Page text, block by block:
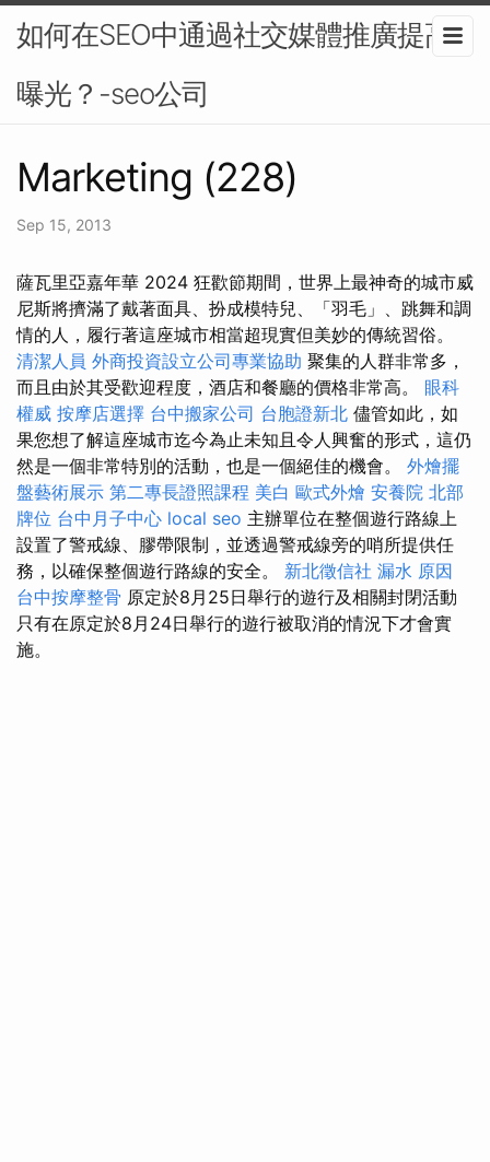
如何在SEO中通過社交媒體推廣提高
曝光？-seo公司
Marketing (228)
Sep 15, 2013
薩瓦里亞嘉年華 2024 狂歡節期間，世界上最神奇的城市威
尼斯將擠滿了戴著面具、扮成模特兒、「羽毛」、跳舞和調
情的人，履行著這座城市相當超現實但美妙的傳統習俗。
清潔人員 外商投資設立公司專業協助 聚集的人群非常多，
而且由於其受歡迎程度，酒店和餐廳的價格非常高。 眼科
權威 按摩店選擇 台中搬家公司 台胞證新北 儘管如此，如
果您想了解這座城市迄今為止未知且令人興奮的形式，這仍
然是一個非常特別的活動，也是一個絕佳的機會。 外燴擺
盤藝術展示 第二專長證照課程 美白 歐式外燴 安養院 北部
牌位 台中月子中心 local seo 主辦單位在整個遊行路線上
設置了警戒線、膠帶限制，並透過警戒線旁的哨所提供任
務，以確保整個遊行路線的安全。 新北徵信社 漏水 原因
台中按摩整骨 原定於8月25日舉行的遊行及相關封閉活動
只有在原定於8月24日舉行的遊行被取消的情況下才會實
施。